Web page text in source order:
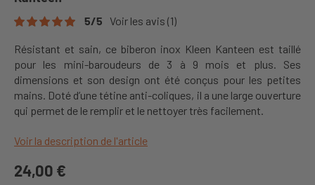
5/5 Voir les avis (1)
Résistant et sain, ce biberon inox Kleen Kanteen est taillé
pour les mini-baroudeurs de 3 à 9 mois et plus. Ses
dimensions et son design ont été conçus pour les petites
mains. Doté d’une tétine anti-coliques, il a une large ouverture
qui permet de le remplir et le nettoyer très facilement.
Voir la description de l'article
24,00 €